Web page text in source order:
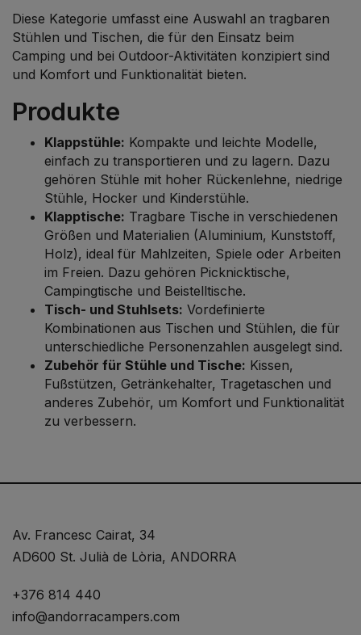
Diese Kategorie umfasst eine Auswahl an tragbaren
Stühlen und Tischen, die für den Einsatz beim
Camping und bei Outdoor-Aktivitäten konzipiert sind
und Komfort und Funktionalität bieten.
Produkte
Klappstühle: Kompakte und leichte Modelle,
einfach zu transportieren und zu lagern. Dazu
gehören Stühle mit hoher Rückenlehne, niedrige
Stühle, Hocker und Kinderstühle.
Klapptische: Tragbare Tische in verschiedenen
Größen und Materialien (Aluminium, Kunststoff,
Holz), ideal für Mahlzeiten, Spiele oder Arbeiten
im Freien. Dazu gehören Picknicktische,
Campingtische und Beistelltische.
Tisch- und Stuhlsets: Vordefinierte
Kombinationen aus Tischen und Stühlen, die für
unterschiedliche Personenzahlen ausgelegt sind.
Zubehör für Stühle und Tische: Kissen,
Fußstützen, Getränkehalter, Tragetaschen und
anderes Zubehör, um Komfort und Funktionalität
zu verbessern.
Av. Francesc Cairat, 34
AD600 St. Julià de Lòria, ANDORRA
+376 814 440
info@andorracampers.com